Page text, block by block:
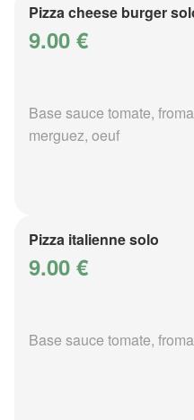
Pizza cheese burger
9.00 €
Base sauce tomate,
merguez, oeuf
Pizza italienne solo
9.00 €
Base sauce tomate,